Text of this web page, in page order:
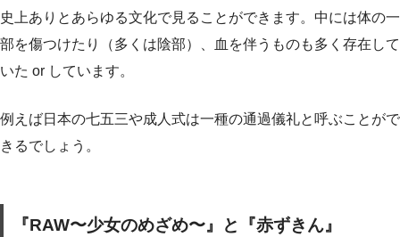
史上ありとあらゆる文化で見ることができます。中には体の一
部を傷つけたり（多くは陰部）、血を伴うものも多く存在して
いた or しています。
例えば日本の七五三や成人式は一種の通過儀礼と呼ぶことがで
きるでしょう。
『RAW〜少女のめざめ〜』と『赤ずきん』